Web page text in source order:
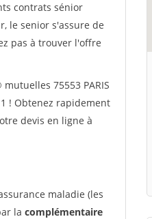
contrats sénior
le senior s'assure de
pas à trouver l'offre
75553 PARIS
! Obtenez rapidement
devis en ligne à
maladie (les
la complémentaire